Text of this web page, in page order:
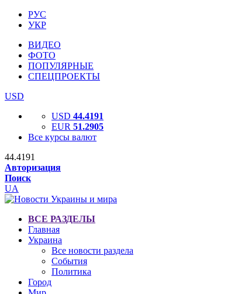
РУС
УКР
ВИДЕО
ФОТО
ПОПУЛЯРНЫЕ
СПЕЦПРОЕКТЫ
USD
USD 44.4191
EUR 51.2905
Все курсы валют
44.4191
Авторизация
Поиск
UA
ВСЕ РАЗДЕЛЫ
Главная
Украина
Все новости раздела
События
Политика
Город